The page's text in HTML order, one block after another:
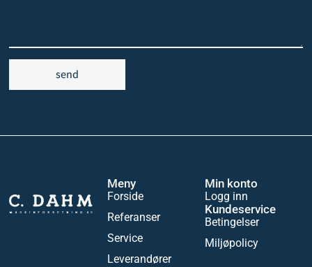
send
Meny
Forside
Referanser
Service
Leverandører
Min konto
Logg inn
Kundeservice
Betingelser
Miljøpolicy